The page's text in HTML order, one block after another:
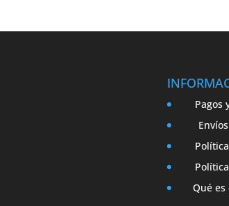
Pagos
Qué